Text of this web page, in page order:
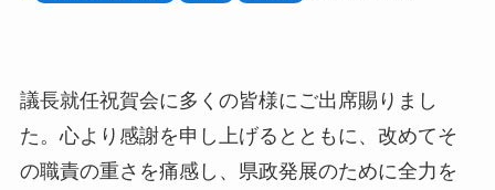
議長就任祝賀会に多くの皆様にご出席賜りまし
た。心より感謝を申し上げるとともに、改めてそ
の職責の重さを痛感し、県政発展のために全力を